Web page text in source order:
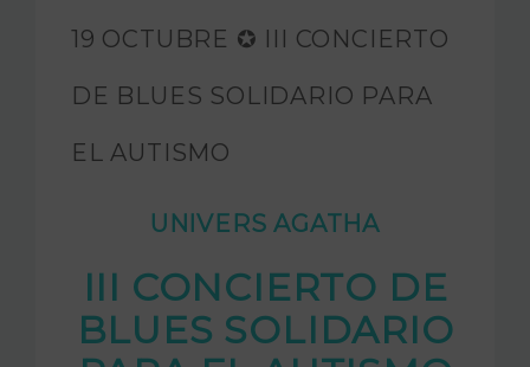
CONTACTO
19 OCTUBRE ✪ III CONCIERTO
DE BLUES SOLIDARIO PARA
EL AUTISMO
UNIVERS AGATHA
III CONCIERTO DE
BLUES SOLIDARIO